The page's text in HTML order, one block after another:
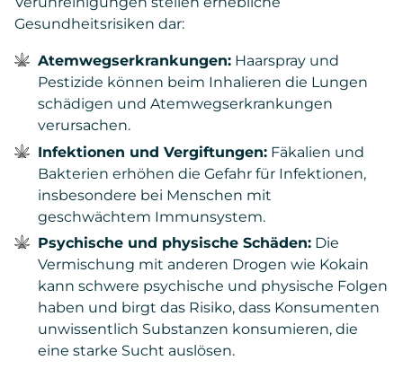
Gesundheitsrisiken dar:
Atemwegserkrankungen: Haarspray und
Pestizide können beim Inhalieren die Lungen
schädigen und Atemwegserkrankungen
verursachen.
Infektionen und Vergiftungen: Fäkalien und
Bakterien erhöhen die Gefahr für Infektionen,
insbesondere bei Menschen mit
geschwächtem Immunsystem.
Psychische und physische Schäden: Die
Vermischung mit anderen Drogen wie Kokain
kann schwere psychische und physische Folgen
haben und birgt das Risiko, dass Konsumenten
unwissentlich Substanzen konsumieren, die
eine starke Sucht auslösen.